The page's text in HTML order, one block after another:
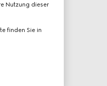
Nutzung dieser
finden Sie in